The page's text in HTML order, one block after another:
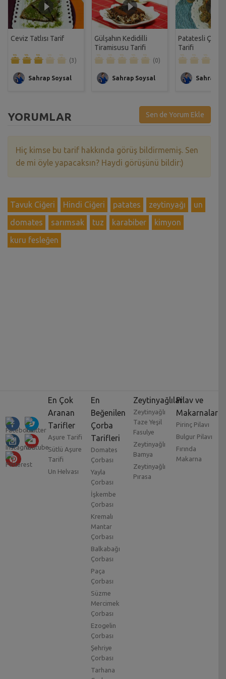
Ceviz Tatlısı Tarif
(3)
Sahrap Soysal
Gülşahın Kedidilli
Tiramisusu Tarifi
(0)
Sahrap Soysal
Patatesli Çıtır
Tarifi
Sahrap
YORUMLAR Sen de Yorum Ekle
Hiç kimse bu tarif hakkında görüş bildirmemiş. Sen
de mi öyle yapacaksın? Haydi görüşünü bildir:)
Tavuk Ciğeri Hindi Ciğeri patates zeytinyağı
un
domates
sarımsak tuz karabiber
kimyon
kuru fesleğen
En Çok
Aranan
Tarifler
Aşure Tarifi
Sütlü Aşure
Tarifi
Un Helvası
En
Beğenilen
Çorba
Tarifleri
Domates
Çorbası
Yayla
Çorbası
İşkembe
Çorbası
Kremalı
Mantar
Çorbası
Balkabağı
Çorbası
Paça
Çorbası
Süzme
Mercimek
Çorbası
Ezogelin
Çorbası
Şehriye
Çorbası
Tarhana
Zeytinyağlılar
Zeytinyağlı
Taze Yeşil
Fasulye
Zeytinyağlı
Bamya
Zeytinyağlı
Pırasa
Pilav ve
Makarnalar
Pirinç Pilavı
Bulgur Pilavı
Fırında
Makarna